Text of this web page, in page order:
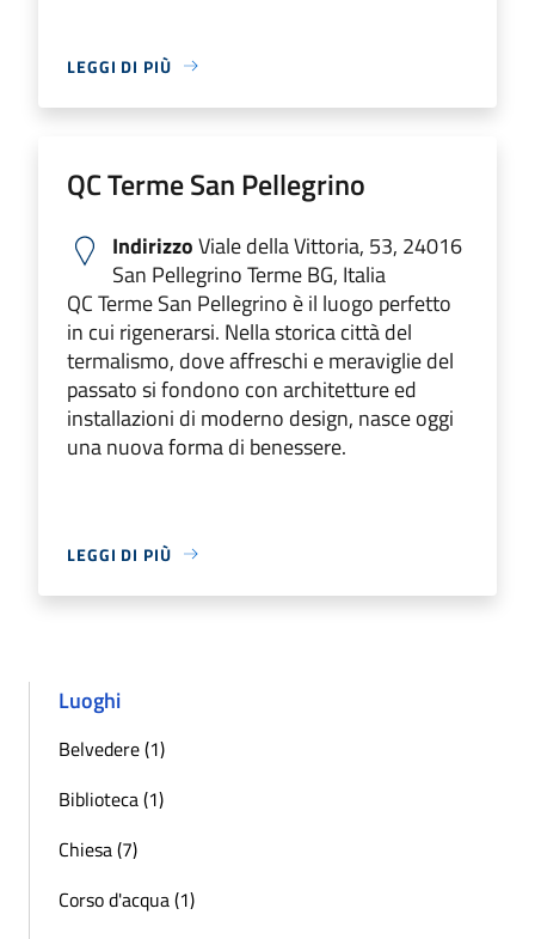
LEGGI DI PIÙ
QC Terme San Pellegrino
IndirizzoViale della Vittoria, 53, 24016
San Pellegrino Terme BG, Italia
QC Terme San Pellegrino è il luogo perfetto
in cui rigenerarsi. Nella storica città del
termalismo, dove affreschi e meraviglie del
passato si fondono con architetture ed
installazioni di moderno design, nasce oggi
una nuova forma di benessere.
LEGGI DI PIÙ
Luoghi
Belvedere (1)
Biblioteca (1)
Chiesa (7)
Corso d'acqua (1)